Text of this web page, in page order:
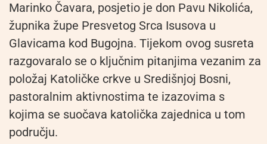
Marinko Čavara, posjetio je don Pavu Nikolića,
župnika župe Presvetog Srca Isusova u
Glavicama kod Bugojna. Tijekom ovog susreta
razgovaralo se o ključnim pitanjima vezanim za
položaj Katoličke crkve u Središnjoj Bosni,
pastoralnim aktivnostima te izazovima s
kojima se suočava katolička zajednica u tom
području.